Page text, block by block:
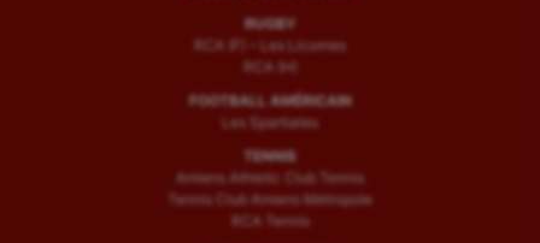
RUGBY
RCA (F) – Les Licornes
RCA (H)
FOOTBALL AMÉRICAIN
Les Spartiates
TENNIS
Amiens Athletic Club Tennis
Tennis Club Amiens Métropole
RCA Tennis